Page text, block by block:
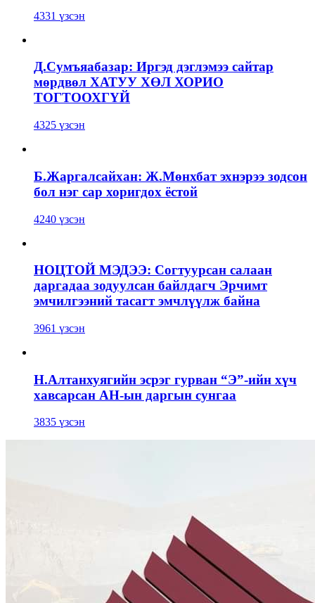
4331 үзсэн
Д.Сумъяабазар: Иргэд дэглэмээ сайтар
мөрдвөл ХАТУУ ХӨЛ ХОРИО
ТОГТООХГҮЙ
4325 үзсэн
Б.Жаргалсайхан: Ж.Мөнхбат эхнэрээ зодсон
бол нэг сар хоригдох ёстой
4240 үзсэн
НОЦТОЙ МЭДЭЭ: Согтуурсан салаан
даргадаа зодуулсан байлдагч Эрчимт
эмчилгээний тасагт эмчлүүлж байна
3961 үзсэн
Н.Алтанхуягийн эсрэг гурван “Э”-ийн хүч
хавсарсан АН-ын даргын сунгаа
3835 үзсэн